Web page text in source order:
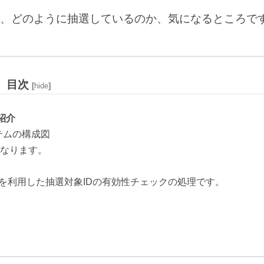
どのように抽選しているのか、気になるところで
目次 [hide]
介
の構成図
ります。
用した抽選対象IDの有効性チェックの処理です。